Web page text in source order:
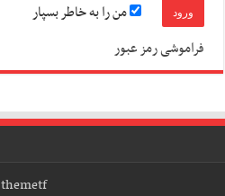
من را به خاطر بسپار
فراموشی رمز عبور
themetf